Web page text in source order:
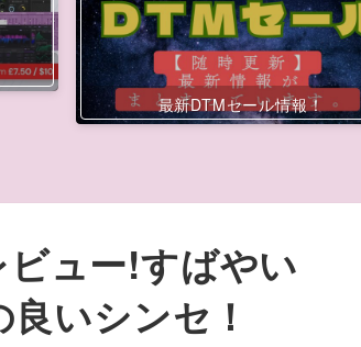
最新DTMセール情報！
ュー!すばやい
いシンセ！